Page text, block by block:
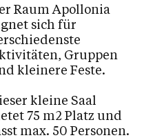
/
Raum Apollonia
sich für
Gruppen
kleinere Feste.
kleine Saal
75 m2 Platz und
max. 50 Personen.